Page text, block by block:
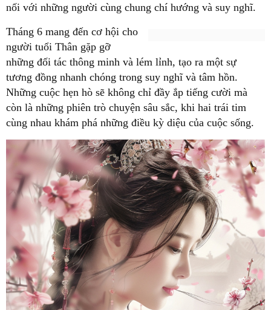
nối với những người cùng chung chí hướng và suy nghĩ.
Tháng 6 mang đến cơ hội cho
người tuổi Thân gặp gỡ
những đối tác thông minh và lém lỉnh, tạo ra một sự
tương đồng nhanh chóng trong suy nghĩ và tâm hồn.
Những cuộc hẹn hò sẽ không chỉ đầy ắp tiếng cười mà
còn là những phiên trò chuyện sâu sắc, khi hai trái tim
cùng nhau khám phá những điều kỳ diệu của cuộc sống.